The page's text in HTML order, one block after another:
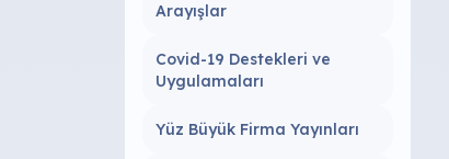
Arayışlar
Covid-19 Destekleri ve
Uygulamaları
Yüz Büyük Firma Yayınları